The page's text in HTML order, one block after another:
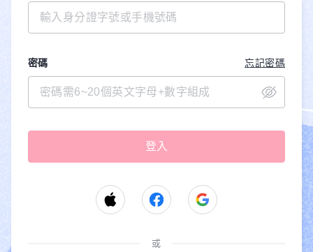
密碼 忘記密碼
或